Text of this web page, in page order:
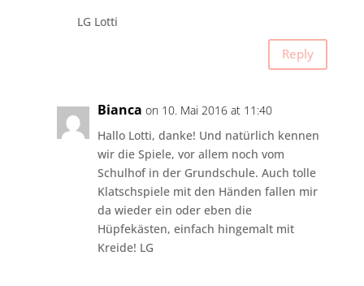
LG Lotti
Reply
Bianca on 10. Mai 2016 at 11:40
Hallo Lotti, danke! Und natürlich kennen
wir die Spiele, vor allem noch vom
Schulhof in der Grundschule. Auch tolle
Klatschspiele mit den Händen fallen mir
da wieder ein oder eben die
Hüpfekästen, einfach hingemalt mit
Kreide! LG